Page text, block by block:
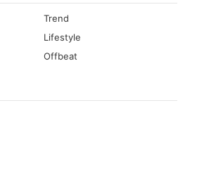
Trend
Lifestyle
Offbeat